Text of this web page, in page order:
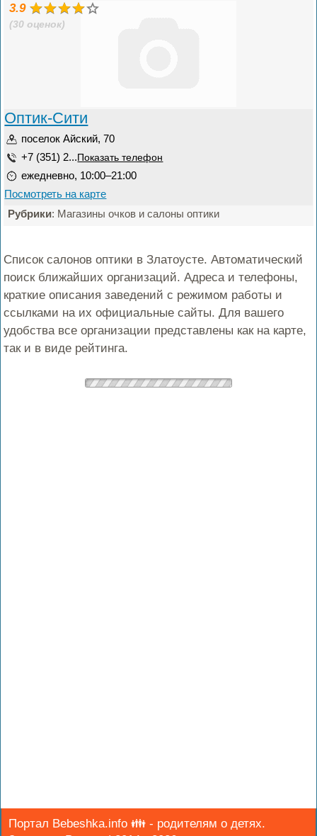
3.9
(30 оценок)
Оптик-Сити
поселок Айский, 70
+7 (351) 2... Показать телефон
ежедневно, 10:00–21:00
Посмотреть на карте
Рубрики: Магазины очков и салоны оптики
Список салонов оптики в Златоусте. Автоматический
поиск ближайших организаций. Адреса и телефоны,
краткие описания заведений с режимом работы и
ссылками на их официальные сайты. Для вашего
удобства все организации представлены как на карте,
так и в виде рейтинга.
Портал Bebeshka.info 👪 - родителям о детях.